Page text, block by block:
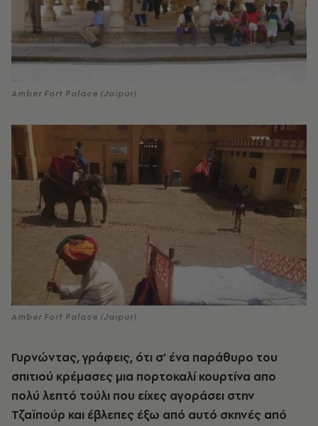
Amber Fort Palace (Jaipur)
Amber Fort Palace (Jaipur)
Γυρνώντας, γράφεις, ότι σ’ ένα παράθυρο του
σπιτιού κρέμασες μια πορτοκαλί κουρτίνα απο
πολύ λεπτό τούλι που είχες αγοράσει στην
Τζαϊπούρ και έβλεπες έξω από αυτό σκηνές από